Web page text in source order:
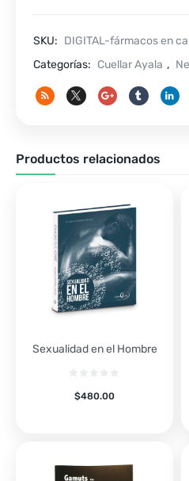
cantidad
SKU: DIGITAL-fármacos en
Categorías: Cuellar Ayala ,
Productos relacionados
Sexualidad en el Hombre
$480.00